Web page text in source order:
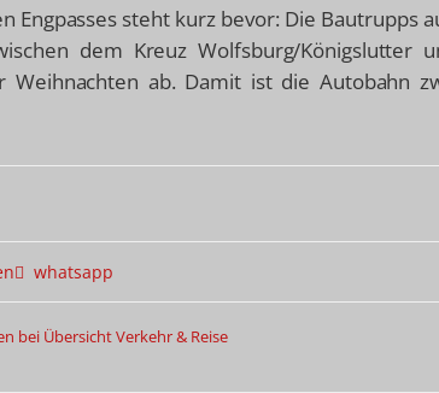
Engpasses steht kurz bevor: Die Bautrupps
dem Kreuz Wolfsburg/Königslutter
Weihnachten ab. Damit ist die Autobahn
whatsapp
bei Übersicht Verkehr & Reise